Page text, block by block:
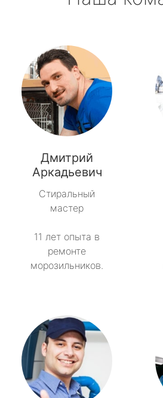
Дмитрий
Аркадьевич
Стиральный
мастер
11 лет опыта в
ремонте
морозильников.